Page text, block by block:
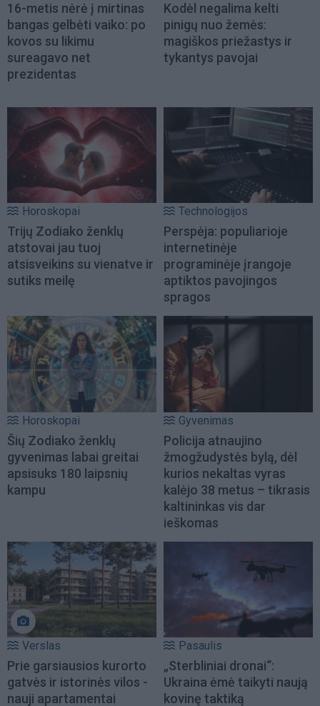
16-metis nėrė į mirtinas
bangas gelbėti vaiko: po
kovos su likimu
sureagavo net
prezidentas
Kodėl negalima kelti
pinigų nuo žemės:
magiškos priežastys ir
tykantys pavojai
Horoskopai
Trijų Zodiako ženklų
atstovai jau tuoj
atsisveikins su vienatve ir
sutiks meilę
Technologijos
Perspėja: populiarioje
internetinėje
programinėje įrangoje
aptiktos pavojingos
spragos
Horoskopai
Šių Zodiako ženklų
gyvenimas labai greitai
apsisuks 180 laipsnių
kampu
Gyvenimas
Policija atnaujino
žmogžudystės bylą, dėl
kurios nekaltas vyras
kalėjo 38 metus – tikrasis
kaltininkas vis dar
ieškomas
Verslas
Prie garsiausios kurorto
gatvės ir istorinės vilos -
nauji apartamentai
Pasaulis
„Sterbliniai dronai“:
Ukraina ėmė taikyti naują
kovinę taktiką